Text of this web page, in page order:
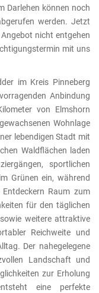
Darlehen können noch
werden. Jetzt
Angebot nicht entgehen
mit uns
im Kreis Pinneberg
Anbindung
von Elmshorn
Wohnlage
lebendigen Stadt mit
Waldflächen laden
sportlichen
Grünen ein, während
Raum zum
für den täglichen
weitere attraktive
Reichweite und
Der nahegelegene
Landschaft und
zur Erholung
eine perfekte